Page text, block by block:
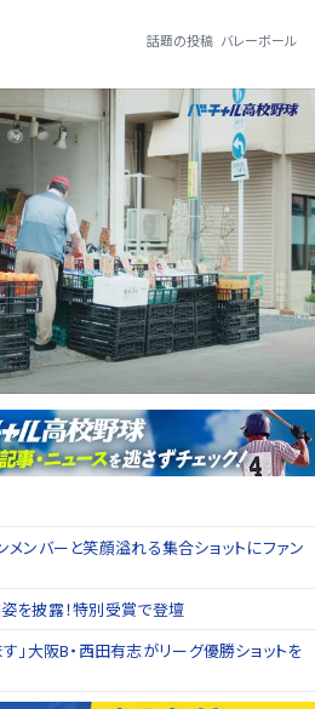
話題の投稿 バレーボール
メンバーと笑顔溢れる集合ショットにファン
を披露！特別受賞で登壇
す」大阪B・西田有志がリーグ優勝ショットを